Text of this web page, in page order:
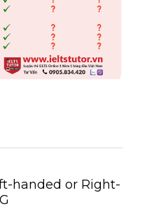
handed or Right-